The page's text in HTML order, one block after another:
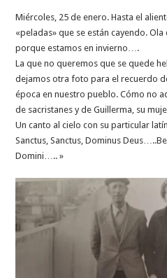
Miércoles, 25 de enero. Hasta el
«peladas» que se están cayendo.
porque estamos en invierno….
La que no queremos que se quede
dejamos otra foto para el recuerdo
época en nuestro pueblo. Cómo no
de sacristanes y de Guillerma, su
Un canto al cielo con su particular
Sanctus, Sanctus, Dominus
Domini….. »